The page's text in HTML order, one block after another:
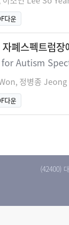
다운
폐스펙트럼
for Autism
정병종
다운
(42400)